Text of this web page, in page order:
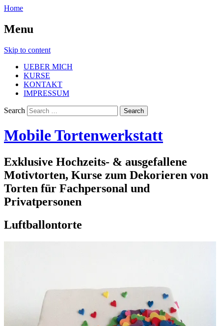
Home
Menu
Skip to content
UEBER MICH
KURSE
KONTAKT
IMPRESSUM
Search
Mobile Tortenwerkstatt
Exklusive Hochzeits- & ausgefallene
Motivtorten, Kurse zum Dekorieren von
Torten für Fachpersonal und
Privatpersonen
Luftballontorte